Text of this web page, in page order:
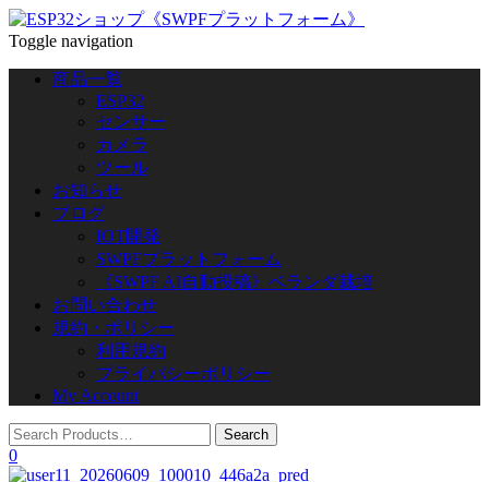
Toggle navigation
商品一覧
ESP32
センサー
カメラ
ツール
お知らせ
ブログ
IOT開発
SWPFプラットフォーム
《SWPF AI自動投稿》ベランダ栽培
お問い合わせ
規約・ポリシー
利用規約
プライバシーポリシー
My Account
0